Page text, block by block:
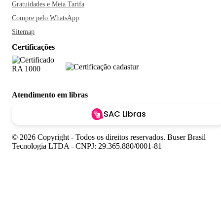
Gratuidades e Meia Tarifa
Compre pelo WhatsApp
Sitemap
Certificações
Atendimento em libras
SAC Libras
© 2026 Copyright - Todos os direitos reservados. Buser Brasil
Tecnologia LTDA - CNPJ: 29.365.880/0001-81